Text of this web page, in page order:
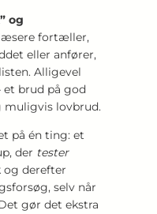
og
fortæller,
eller anfører,
Alligevel
brud på god
muligvis lovbrud.
på én ting: et
der tester
og derefter
selv når
gør det ekstra